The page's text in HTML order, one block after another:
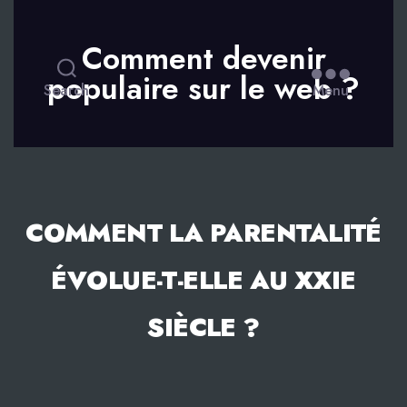
Search
Comment devenir
populaire sur le web ?
Menu
COMMENT LA PARENTALITÉ
ÉVOLUE-T-ELLE AU XXIE
SIÈCLE ?